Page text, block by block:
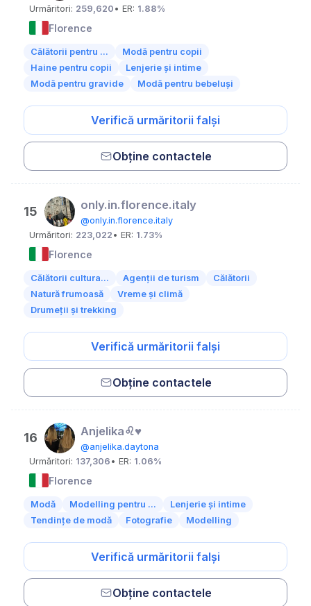
Urmăritori: 259,620 • ER: 1.88%
Florence
Călătorii pentru ...
Modă pentru copii
Haine pentru copii
Lenjerie și intime
Modă pentru gravide
Modă pentru bebeluși
Verifică urmăritorii falși
Obține contactele
15 only.in.florence.italy
@only.in.florence.italy
Urmăritori: 223,022 • ER: 1.73%
Florence
Călătorii cultura... Agenții de turism
Călătorii
Natură frumoasă
Vreme și climă
Drumeții și trekking
Verifică urmăritorii falși
Obține contactele
16 Anjelika♌♥️
@anjelika.daytona
Urmăritori: 137,306 • ER: 1.06%
Florence
Modă Modelling pentru ...
Lenjerie și intime
Tendințe de modă
Fotografie Modelling
Verifică urmăritorii falși
Obține contactele